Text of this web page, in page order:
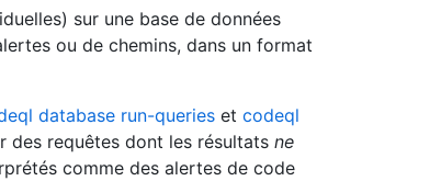
sur une base de données
ou de chemins, dans un format
database run-queries et codeql
des requêtes dont les résultats ne
comme des alertes de code